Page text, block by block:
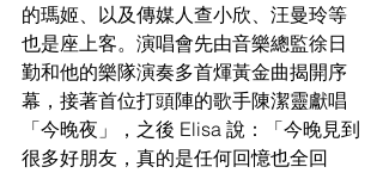
的瑪姬、以及傳媒人查小欣、汪曼玲等
也是座上客。演唱會先由音樂總監徐日
勤和他的樂隊演奏多首煇黃金曲揭開序
幕，接著首位打頭陣的歌手陳潔靈獻唱
「今晚夜」，之後 Elisa 說：「今晚見到
很多好朋友，真的是任何回憶也全回